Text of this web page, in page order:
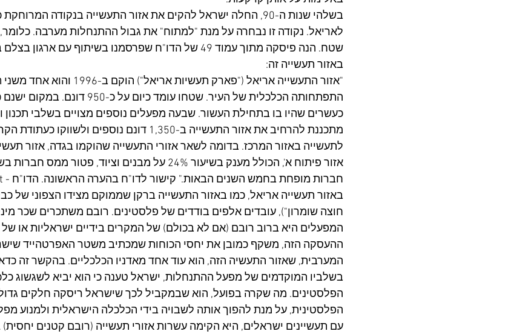
לאריאל. נקודה זו נבחרה על מנת "למתוח" את גבול ההתנחלות מערבה.
באזור תעשייה זה:
"אזור התעשייה אריאל ("פארק תעשיות
כעשרים שהיו בו בתחילת העשור. שבעה מפעלים נוספים מצויים בשלבי תכנון
מתכננת להרחיב את אזור התעשייה ב-1,350 דונם נוספים
לתעשייה באזור המרכז. בדומה לשאר אזורי התעשייה שהוקמו בגדה, אזור
אזור פיתוח א', הכולל מענק בשיעור 24% על מבנים וציוד,
חברות מופחת בחמש השנים הבאות." קישור לדו"ח בהערה הראשונה. הדו"ח - http://bit.ly/3tGMOEt
חוצה שומרון"), עובדים אלפים בודדים של פלסטינים. רובם משתכרים שכר
המפעלים היא ברוב רובם (אם לא בכולם) של המקרים בידיים ישראליות או
ההעסקה הזה, משקף כמובן את יחסי הכוחות שמכתיב משטר האפרטהייד
המערבית, שאזור התעשיה הזה, הוא עוד אחד מאדניו הכלכליים. בהקשר זה
בשלביו המוקדמים של מפעל ההתנחלות, ישראל טענה כי הוא יביא לשגשוג
הפלסטינים. מה שקרה בפועל, הוא שבמקביל לכך שישראל ריסקה חלקים
הפלסטינית, על מנת להפוך אותה לשבויה בידי הכלכלה הישראלית ולמנוע
עם תעשיינים ישראלים, היא הקימה עשרות אזורי תעשייה (רובם קטנים יחסית)